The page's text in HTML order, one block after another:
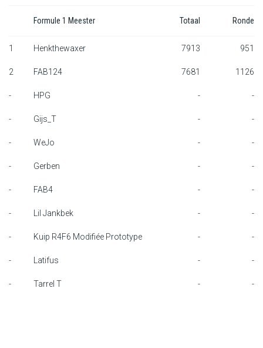
Inloggen
Klassement
Ronde klassement
English
Formule 1 Meester Totaal Ronde
1 Henkthewaxer 7913 951
2 FAB124 7681 1126
- HPG - -
- Gijs_T - -
- WeJo - -
- Gerben - -
- FAB4 - -
- Lil Jankbek - -
- Kuip R4F6 Modifiée Prototype - -
- Latifus - -
- Tarrel T - -